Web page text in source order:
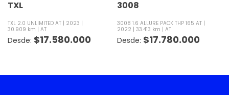
TXL
TXL 2.0 UNLIMITED AT
2023
30.909 km
AT
$17.580.000
3008
3008 1.6 ALLURE PACK THP 165 AT
2022
33.413 km AT
$17.780.000